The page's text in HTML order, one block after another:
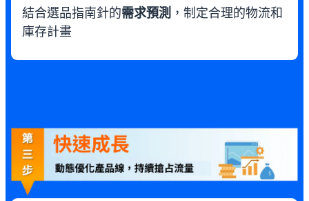
結合選品指南針的需求預測 ，制定合理的物流和
庫存計畫